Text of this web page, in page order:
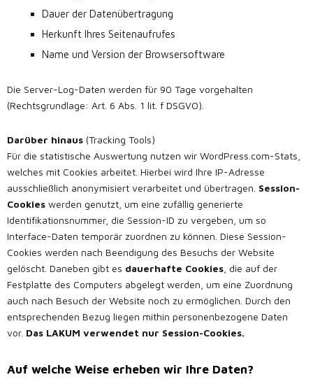
Dauer der Datenübertragung
Herkunft Ihres Seitenaufrufes
Name und Version der Browsersoftware
Die Server-Log-Daten werden für 90 Tage vorgehalten
(Rechtsgrundlage: Art. 6 Abs. 1 lit. f DSGVO)
Darüber hinaus (Tracking Tools)
Für die statistische Auswertung nutzen wir WordPress.com-Stats,
welches mit Cookies arbeitet. Hierbei wird Ihre IP-Adresse
ausschließlich anonymisiert verarbeitet und übertragen. Session-
Cookies werden genutzt, um eine zufällig generierte
Identifikationsnummer, die Session-ID zu vergeben, um so
Interface-Daten temporär zuordnen zu können. Diese Session-
Cookies werden nach Beendigung des Besuchs der Website
gelöscht. Daneben gibt es dauerhafte Cookies , die auf der
Festplatte des Computers abgelegt werden, um eine Zuordnung
auch nach Besuch der Website noch zu ermöglichen. Durch den
entsprechenden Bezug liegen mithin personenbezogene Daten
vor. Das LAKUM verwendet nur Session-Cookies.
Auf welche Weise erheben wir Ihre Daten?